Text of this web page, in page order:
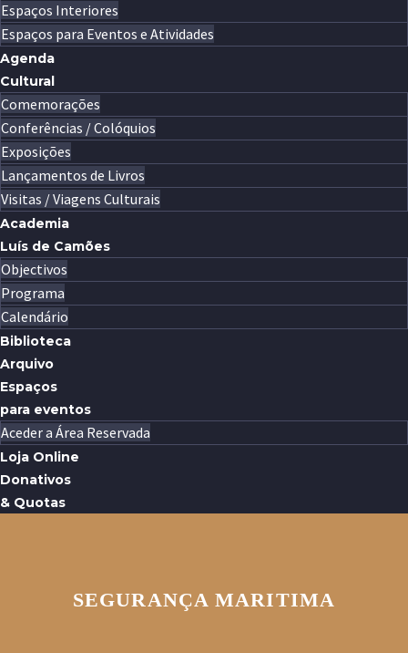
Espaços Interiores
Espaços para Eventos e Atividades
Agenda
Cultural
Comemorações
Conferências / Colóquios
Exposições
Lançamentos de Livros
Visitas / Viagens Culturais
Academia
Luís de Camões
Objectivos
Programa
Calendário
Biblioteca
Arquivo
Espaços
para eventos
Aceder a Área Reservada
Loja Online
Donativos
& Quotas
SEGURANÇA MARITIMA